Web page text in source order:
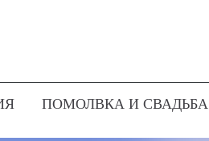
ПОМОЛВКА И СВАДЬБА